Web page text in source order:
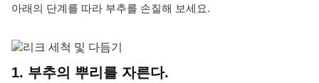
아래의 단계를 따라 부추를 손질해 보세요.
1. 부추의 뿌리를 자른다.